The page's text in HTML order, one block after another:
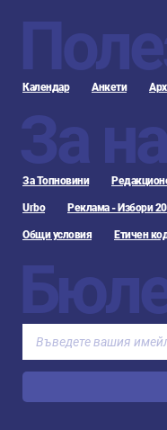
Календар Анкети
За
За Топновини
Urbo Реклама - Избори
Общи условия Етичен